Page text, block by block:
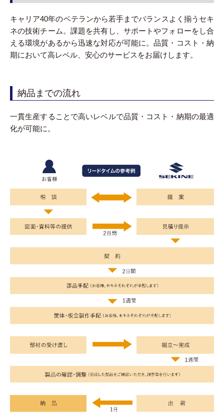
キャリア40年のベテランから若手までバランスよく揃うセキ
ネの技術チーム。課題を共有し、サポートやフォローをし合
える環境があるから迅速な対応が可能に。品質・コスト・納
期において高レベル、安心のサービスをお届けします。
納品までの流れ
一貫生産することで高いレベルで品質・コスト・納期の最適
化が可能に。